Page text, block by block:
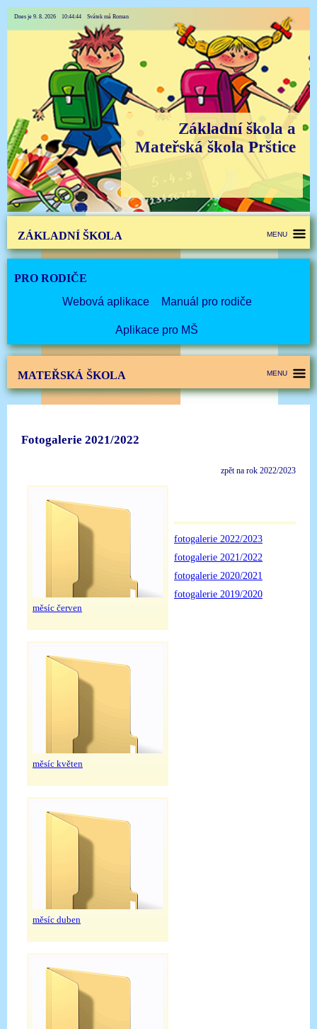
Dnes je 9. 8. 2026 10:44:44 Svátek má Roman
Základní škola a
Mateřská škola Prštice
ZÁKLADNÍ ŠKOLA MENU
PRO RODIČE
Webová aplikace
Manuál pro rodiče
Aplikace pro MŠ
MATEŘSKÁ ŠKOLA MENU
Fotogalerie 2021/2022
zpět na rok 2022/2023
měsíc červen
měsíc květen
měsíc duben
fotogalerie 2022/2023
fotogalerie 2021/2022
fotogalerie 2020/2021
fotogalerie 2019/2020